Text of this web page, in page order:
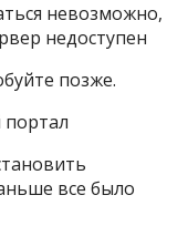
невозможно,
недоступен
позже.
все было